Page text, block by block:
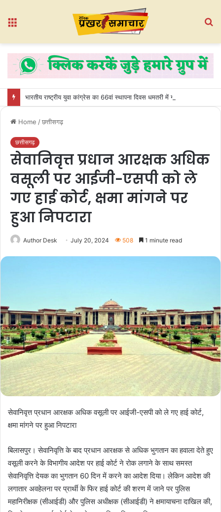
Home /छत्तीसगढ़
छत्तीसगढ़
सेवानिवृत्त प्रधान आरक्षक अधिक
वसूली पर आईजी-एसपी को ले
गए हाई कोर्ट, क्षमा मांगने पर
हुआ निपटारा
Author Desk July 20, 2024 508 1 minute read
सेवानिवृत्त प्रधान आरक्षक अधिक वसूली पर आईजी-एसपी को ले गए हाई कोर्ट,
क्षमा मांगने पर हुआ निपटारा
बिलासपुर। सेवानिवृत्ति के बाद प्रधान आरक्षक से अधिक भुगतान का हवाला देते हुए
वसूली करने के विभागीय आदेश पर हाई कोर्ट ने रोक लगाने के साथ समस्त
सेवानिवृत्ति देयक का भुगतान 60 दिन में करने का आदेश दिया। लेकिन आदेश की
लगातार अवहेलना पर प्रार्थी के फिर हाई कोर्ट की शरण में जाने पर पुलिस
महानिरीक्षक (सीआईडी) और पुलिस अधीक्षक (सीआईडी) ने क्षमायाचना दाखिल की,